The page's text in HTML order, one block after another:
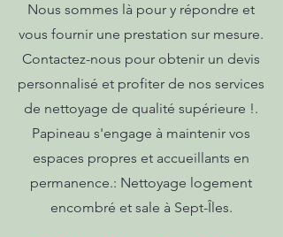
Nous sommes là pour y répondre et
vous fournir une prestation sur mesure.
Contactez-nous pour obtenir un devis
personnalisé et profiter de nos services
de nettoyage de qualité supérieure !.
Papineau s'engage à maintenir vos
espaces propres et accueillants en
permanence.: Nettoyage logement
encombré et sale à Sept-Îles.